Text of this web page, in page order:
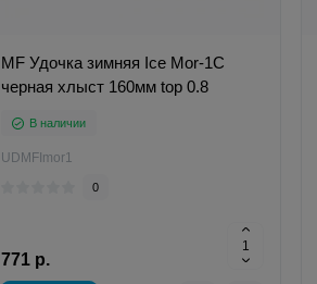
MF Удочка зимняя Ice Mor-1C
черная хлыст 160мм top 0.8
В наличии
UDMFImor1
0
771 р.